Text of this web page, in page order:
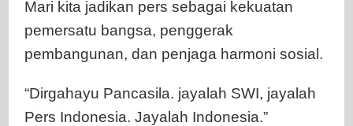
Mari kita jadikan pers sebagai kekuatan
pemersatu bangsa, penggerak
pembangunan, dan penjaga harmoni sosial.
“Dirgahayu Pancasila. jayalah SWI, jayalah
Pers Indonesia. Jayalah Indonesia.”